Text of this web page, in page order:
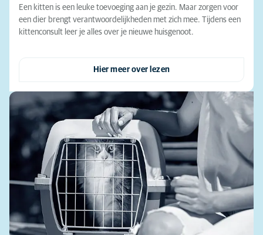
Een kitten is een leuke toevoeging aan je gezin. Maar zorgen voor
een dier brengt verantwoordelijkheden met zich mee. Tijdens een
kittenconsult leer je alles over je nieuwe huisgenoot.
Hier meer over lezen